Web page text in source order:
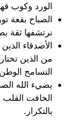
الورد وكوب
الصباح بقعة
نرتشفها ثقة
الأصدقاء
من الذين
التسامح الوطن
يضيء الله
الخافت القلب
بالتكرار.